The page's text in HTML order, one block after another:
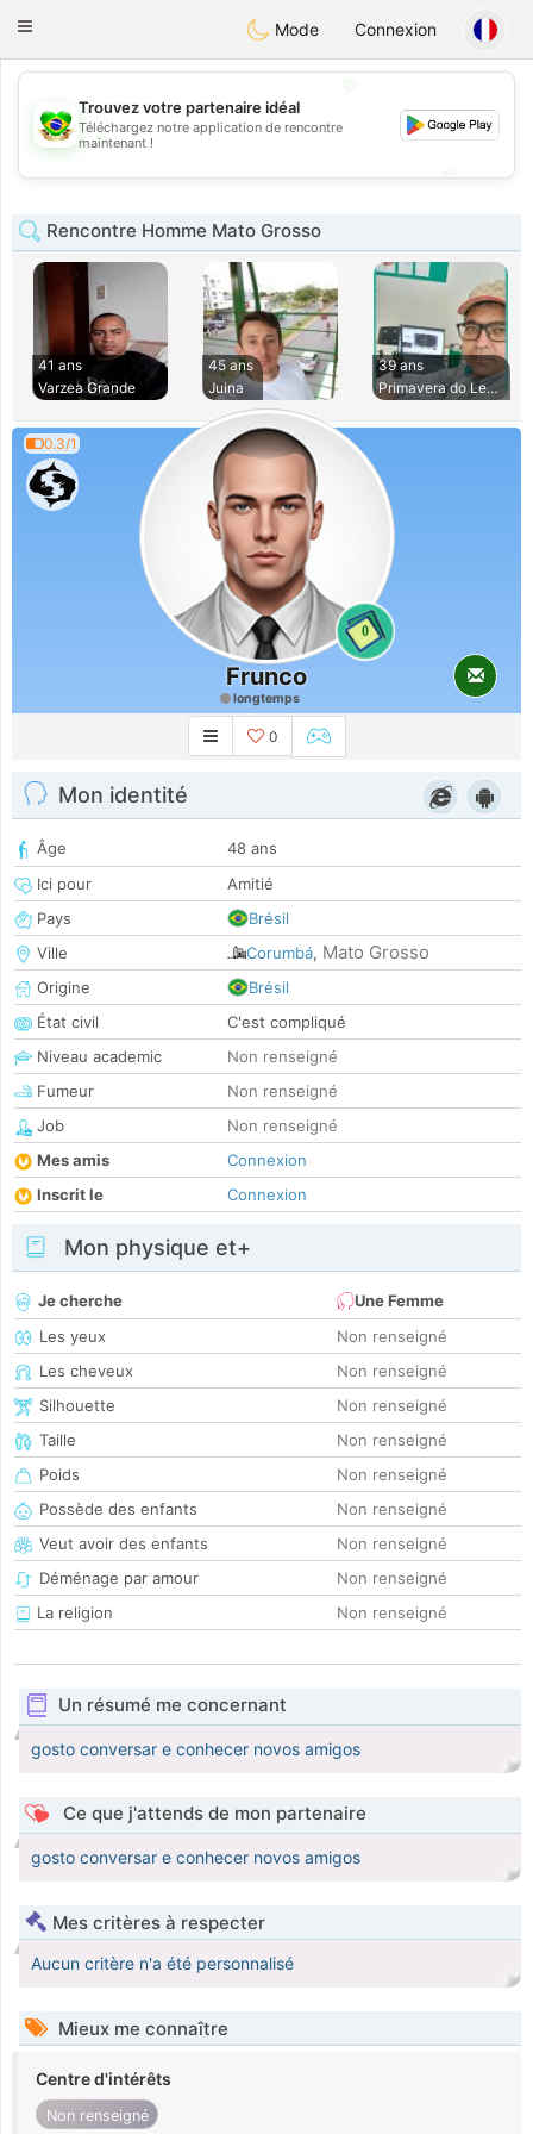
BrasilConversar
Toggle
Mode Connexion
💖
💕
Trouvez votre partenaire idéal
Téléchargez notre application de rencontre
maintenant !
Rencontre Homme Mato Grosso
41 ans
Varzea Grande
45 ans
Juina
39 ans
Primavera do Leste
0.3/1
0
Frunco
longtemps
0
Mon identité
Âge
48 ans
Ici pour
Amitié
Pays
Brésil
Ville
Corumbá, Mato Grosso
Origine
Brésil
État civil
C'est compliqué
Niveau academic
Non renseigné
Fumeur
Non renseigné
Job
Non renseigné
Mes amis
Connexion
Inscrit le
Connexion
Mon physique et+
Je cherche
Une Femme
Les yeux
Non renseigné
Les cheveux
Non renseigné
Silhouette
Non renseigné
Taille
Non renseigné
Poids
Non renseigné
Possède des enfants
Non renseigné
Veut avoir des enfants
Non renseigné
Déménage par amour
Non renseigné
La religion
Non renseigné
Un résumé me concernant
gosto conversar e conhecer novos amigos
Ce que j'attends de mon partenaire
gosto conversar e conhecer novos amigos
Mes critères à respecter
Aucun critère n'a été personnalisé
Mieux me connaître
Centre d'intérêts
Non renseigné